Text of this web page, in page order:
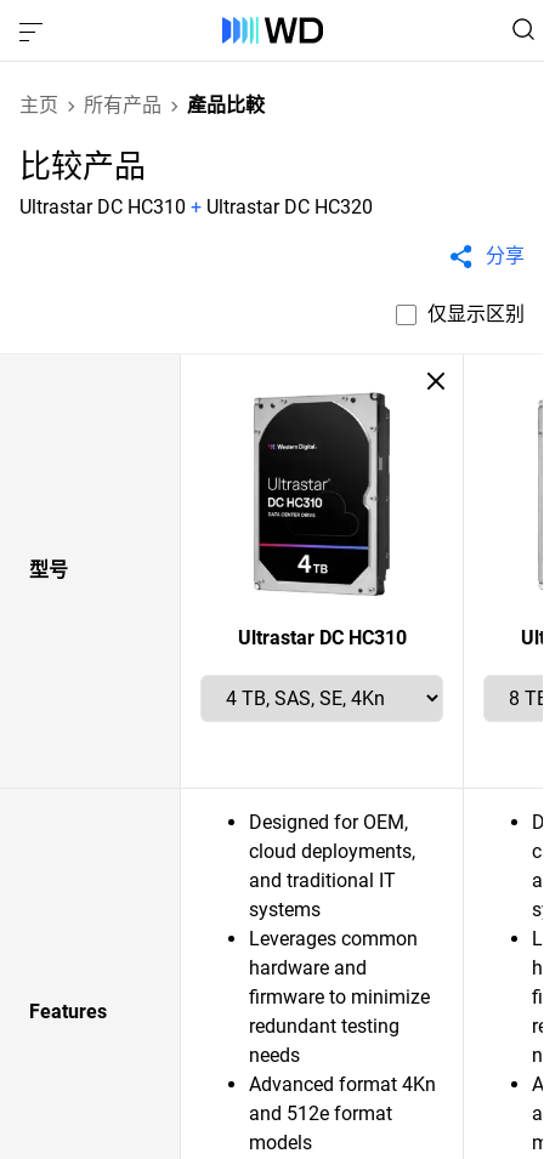
主页 所有产品 產品比較
比较产品
Ultrastar DC HC310 + Ultrastar DC HC320
分享
仅显示区别
型号
Ultrastar DC HC310
Features
Designed for OEM,
cloud deployments,
and traditional IT
systems
Leverages common
hardware and
firmware to minimize
redundant testing
needs
Advanced format 4Kn
and 512e format
models